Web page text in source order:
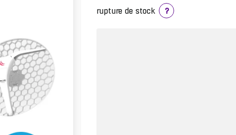
rupture de stock ?